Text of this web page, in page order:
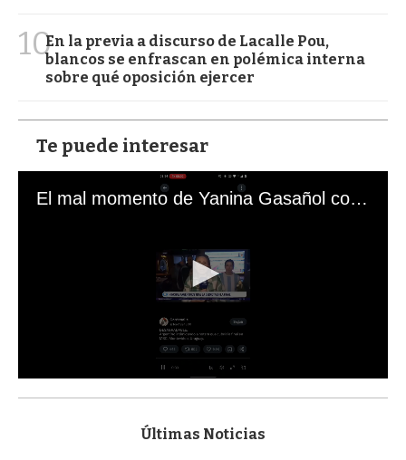
10En la previa a discurso de Lacalle Pou,
blancos se enfrascan en polémica interna
sobre qué oposición ejercer
Te puede interesar
El mal momento de Yanina Gasañol con un hincha argentino en "Subrayado"
s
Últimas Noticias